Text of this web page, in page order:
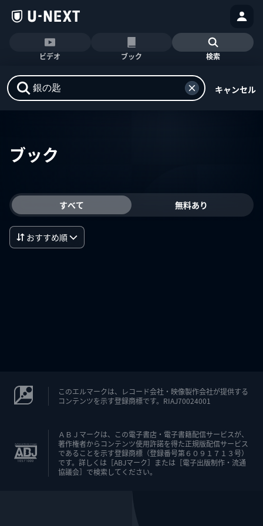
ビデオ ブック 検索
キャンセル
ブック
すべて 無料あり
おすすめ順
このエルマークは、レコード会社・映像製作会社が提供する
コンテンツを示す登録商標です。RIAJ70024001
ＡＢＪマークは、この電子書店・電子書籍配信サービスが、
著作権者からコンテンツ使用許諾を得た正規版配信サービス
であることを示す登録商標（登録番号第６０９１７１３号）
です。詳しくは［ABJマーク］または［電子出版制作・流通
協議会］で検索してください。